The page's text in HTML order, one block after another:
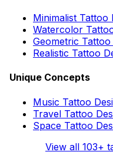
Minimalist Tattoo
Watercolor
Geometric Tattoo
Realistic Tattoo
Unique Concepts
Music Tattoo
Travel Tattoo
Space Tattoo
View all 103+